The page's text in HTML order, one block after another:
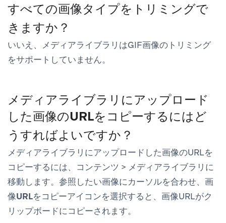
すべての画像タイプをトリミングで
きますか？
いいえ、メディアライブラリはGIF画像のトリミング
をサポートしていません。
メディアライブラリにアップロード
した画像のURLをコピーするにはど
うすればよいですか？
メディアライブラリにアップロードした画像のURLを
コピーするには、 コンテンツ > メディアライブラリ に
移動します。参照したい画像にカーソルを合わせ、 画
像URLをコピーアイコンを選択すると、画像URLがク
リップボードにコピーされます。